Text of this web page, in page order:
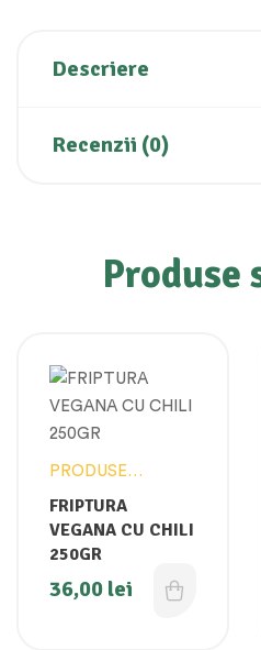
Descriere
Recenzii (0)
Produse
PRODUSE
VEGANE
FRIPTURA
VEGANA CU CHILI
250GR
36,00 lei